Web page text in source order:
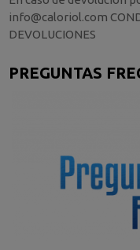
info@caloriol.com
DEVOLUCIONES
PREGUNTAS